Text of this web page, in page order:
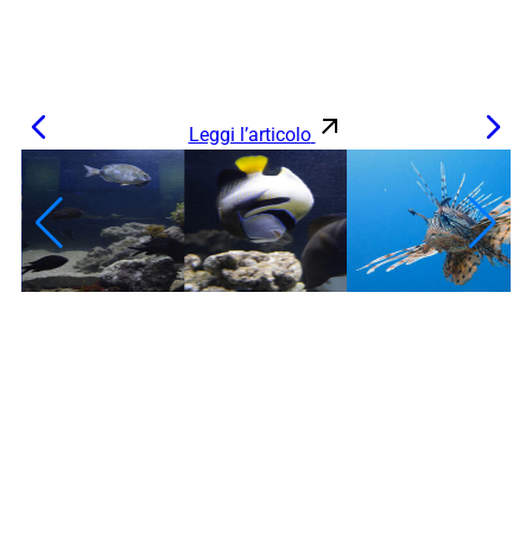
Leggi l’articolo